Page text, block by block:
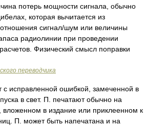
потерь мощности сигнала, обычно
которая вычитается из
сигнал/шум или величины
радиолинии при проведении
Физический смысл поправки
переводчика
с исправленной ошибкой, замеченной в
в свет. П. печатают обычно на
вложенном в издание или приклеенном к
П. может быть напечатана и на